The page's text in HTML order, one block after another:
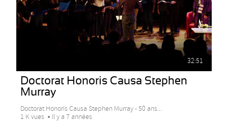
32:51
Doctorat Honoris Causa Stephen
Murray
Doctorat Honoris Causa Stephen Murray - 50 ans...
1 K vues
Il y a 7 années